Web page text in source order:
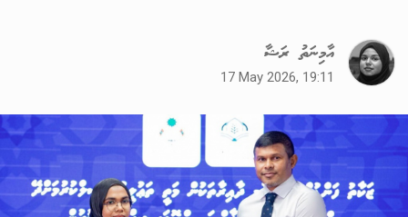
އާމިނަތު ރަޝާ
17 May 2026, 19:11